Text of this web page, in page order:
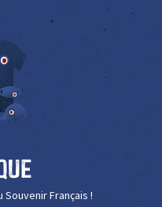
Français !